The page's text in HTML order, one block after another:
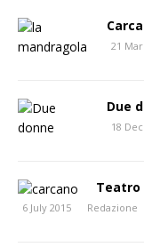
21
Due
18
Teatro
6 July 2015 Redazione